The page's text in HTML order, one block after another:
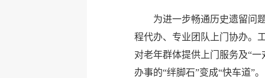
为进一步畅通历史遗留问
程代办、专业团队上门协办。
对老年群体提供上门服务及“
办事的“绊脚石”变成“快车道”。